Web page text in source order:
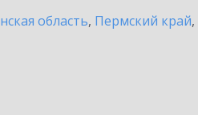
область, Пермский край,